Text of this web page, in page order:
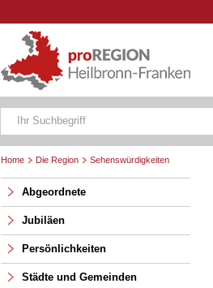
Home Die Region Sehenswürdigkeiten
Abgeordnete
Jubiläen
Persönlichkeiten
Städte und Gemeinden